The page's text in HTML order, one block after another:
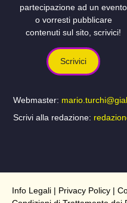
partecipazione ad un evento
o vorresti pubblicare
contenuti sul sito, scrivici!
Scrivici
Webmaster:
Scrivi alla redazione:
Info Legali | Privacy Policy |